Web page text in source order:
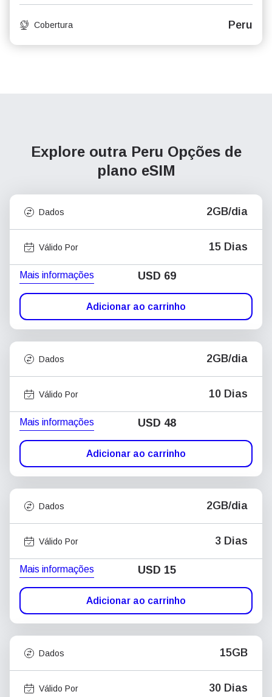
Cobertura Peru
Explore outra Peru Opções de
plano eSIM
Dados 2GB/dia
Válido Por 15 Dias
Mais informações USD 69
Adicionar ao carrinho
Dados 2GB/dia
Válido Por 10 Dias
Mais informações USD 48
Adicionar ao carrinho
Dados 2GB/dia
Válido Por 3 Dias
Mais informações USD 15
Adicionar ao carrinho
Dados 15GB
Válido Por 30 Dias